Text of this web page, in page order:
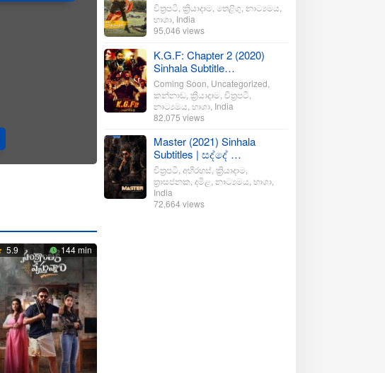
5.9 144 min
චිත්‍රපටි ක්‍රියාදාම තෙළිගු නාට්‍යමය
භාශා India
95,046 views
K.G.F: Chapter 2 (2020)
Sinhala Subtitle…
Coming Soon Uncategorized
කන්නාඩ ක්‍රියාදාම චිත්‍රපටි
නාට්‍යමය භාශා India
82,075 views
Master (2021) Sinhala
Subtitles | සද්දේ …
චිත්‍රපටි අභිරහස් ක්‍රියාදාම
ත්‍රාසජනක දමිළ නාට්‍යමය භාශා
India
72,664 views